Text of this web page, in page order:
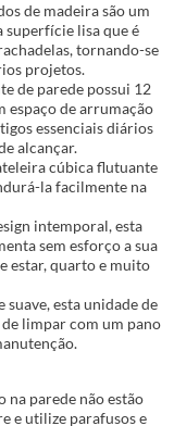
de madeira são um
superfície lisa que é
tornando-se
projetos.
de parede possui 12
de arrumação
essenciais diários
alcançar.
cúbica flutuante
la facilmente na
intemporal, esta
sem esforço a sua
estar, quarto e muito
esta unidade de
limpar com um pano
na parede não estão
e utilize parafusos e